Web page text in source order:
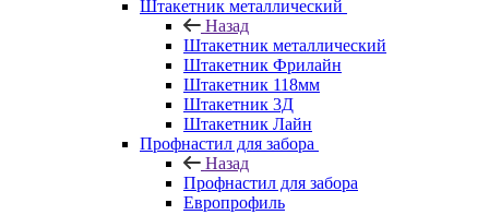
Штакетник металлический
Назад
Штакетник металлический
Штакетник Фрилайн
Штакетник 118мм
Штакетник 3Д
Штакетник Лайн
Профнастил для забора
Назад
Профнастил для забора
Европрофиль